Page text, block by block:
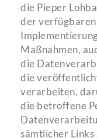
die Pieper
der verfügbaren
Maßnahmen,
die
die
verarbeiten,
die betroffene
sämtlicher Links